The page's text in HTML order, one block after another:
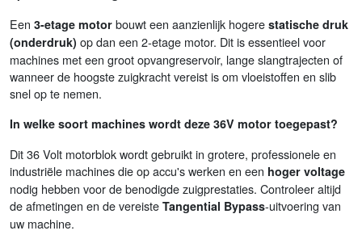
Een 3-etage motor bouwt een aanzienlijk hogere statische druk
(onderdruk) op dan een 2-etage motor. Dit is essentieel voor
machines met een groot opvangreservoir, lange slangtrajecten of
wanneer de hoogste zuigkracht vereist is om vloeistoffen en slib
snel op te nemen.
In welke soort machines wordt deze 36V motor toegepast?
Dit 36 Volt motorblok wordt gebruikt in grotere, professionele en
industriële machines die op accu's werken en een hoger voltage
nodig hebben voor de benodigde zuigprestaties. Controleer altijd
de afmetingen en de vereiste Tangential Bypass-uitvoering van
uw machine.